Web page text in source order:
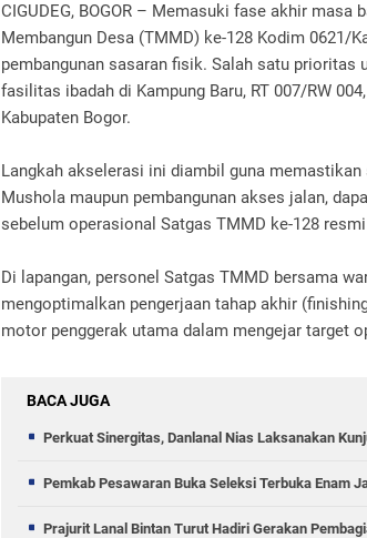
​CIGUDEG, BOGOR – Memasuki fase akhir masa
Membangun Desa (TMMD) ke-128 Kodim 0621/
pembangunan sasaran fisik. Salah satu prioritas
fasilitas ibadah di Kampung Baru, RT 007/RW
Kabupaten Bogor.
​Langkah akselerasi ini diambil guna
Mushola maupun pembangunan akses jalan,
sebelum operasional Satgas TMMD ke-128
​Di lapangan, personel Satgas TMMD bersama
mengoptimalkan pengerjaan tahap akhir
motor penggerak utama dalam mengejar target
BACA JUGA
Perkuat Sinergitas, Danlanal Nias Laksanakan
Pemkab Pesawaran Buka Seleksi Terbuka Enam
Prajurit Lanal Bintan Turut Hadiri Gerakan